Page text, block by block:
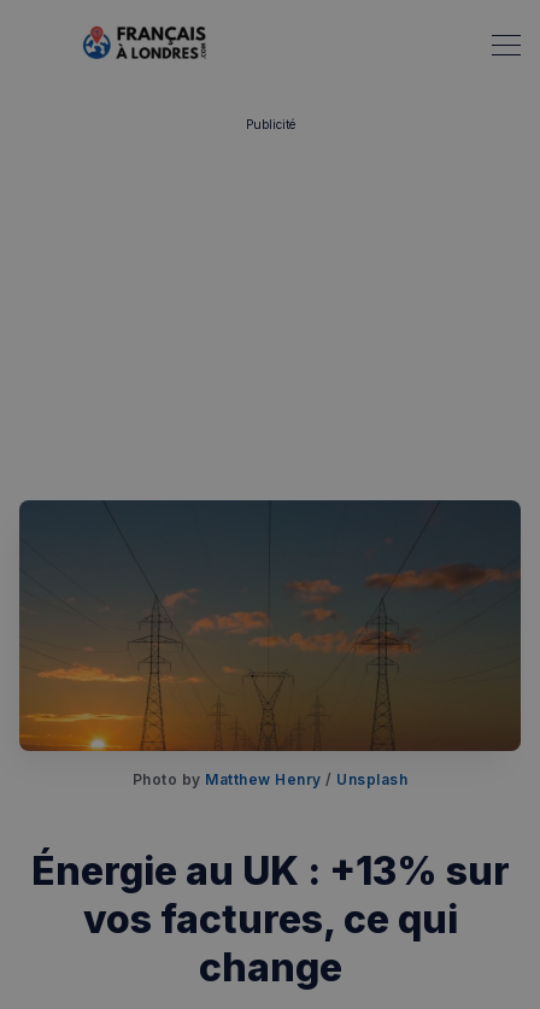
Recherche ✨Chatbot IA
RECHERCHES POPULAIRES
Annuaire des professionnels
Publicité
Photo by Matthew Henry / Unsplash
Énergie au UK : +13% sur
vos factures, ce qui
change